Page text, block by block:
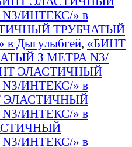
ИНТЕКС/» в
ТРУБЧАТЫЙ
Дыгулыбгей, «БИНТ
З МЕТРА N3/
ЭЛАСТИЧНЫЙ
ИНТЕКС/» в
ЭЛАСТИЧНЫЙ
ИНТЕКС/» в
ИНТЕКС/» в